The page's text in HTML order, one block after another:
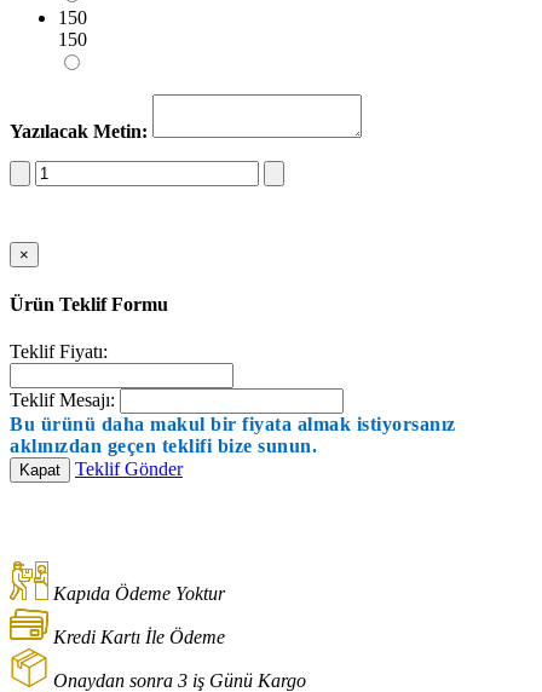
150
150
Yazılacak Metin:
×
Ürün Teklif Formu
Teklif Fiyatı:
Teklif Mesajı:
Bu ürünü daha makul bir fiyata almak istiyorsanız
aklınızdan geçen teklifi bize sunun.
Kapat Teklif Gönder
Kapıda Ödeme Yoktur
Kredi Kartı İle Ödeme
Onaydan sonra 3 iş Günü Kargo